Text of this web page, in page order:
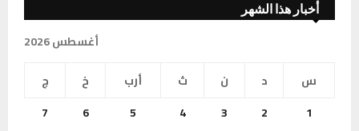
أخبار هذا الشهر
أغسطس 2026
س
د ن ث أرب خ
ج
1
2
3
4
5
6
7